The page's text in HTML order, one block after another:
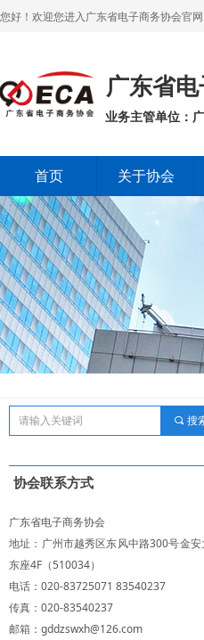
您好！欢迎您进入广东省电子商务协会官网
广东省
业务主管单位：
首页 关于协会
广东省电子商务协会
地址：广州市越秀区东风中路300号金安
东座4F（510034）
电话：020-83725071 83540237
传真：020-83540237
邮箱：gddzswxh@126.com
协会联系方式
끠 搜